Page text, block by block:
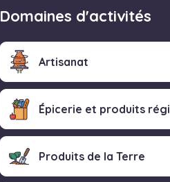
Domaines d'activités
Artisanat
Épicerie et produits
Produits de la Terre